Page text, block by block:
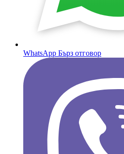
WhatsApp Бърз отговор